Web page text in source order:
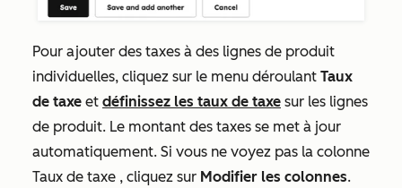
Pour ajouter des taxes à des lignes de produit
individuelles, cliquez sur le menu déroulant Taux
de taxe et définissez les taux de taxe sur les lignes
de produit. Le montant des taxes se met à jour
automatiquement. Si vous ne voyez pas la colonne
Taux de taxe , cliquez sur Modifier les colonnes.